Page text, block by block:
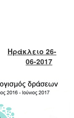
Ηράκλειο 26-
06-2017